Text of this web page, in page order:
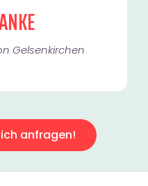
Gelsenkirchen​
anfragen!